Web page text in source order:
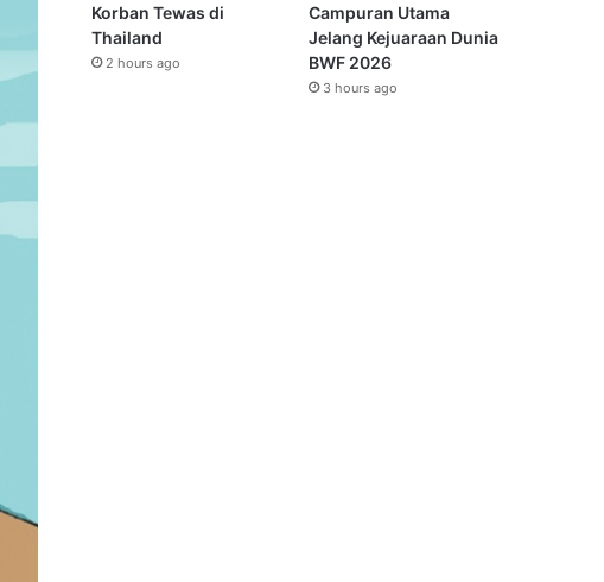
Korban Tewas di
Thailand
2 hours ago
Campuran Utama
Jelang Kejuaraan Dunia
BWF 2026
3 hours ago